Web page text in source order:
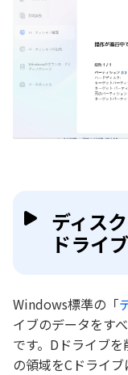
ディス
ドライ
Windows標準の「
イブのデータをす
です。Dドライブ
の領域をCドライブ